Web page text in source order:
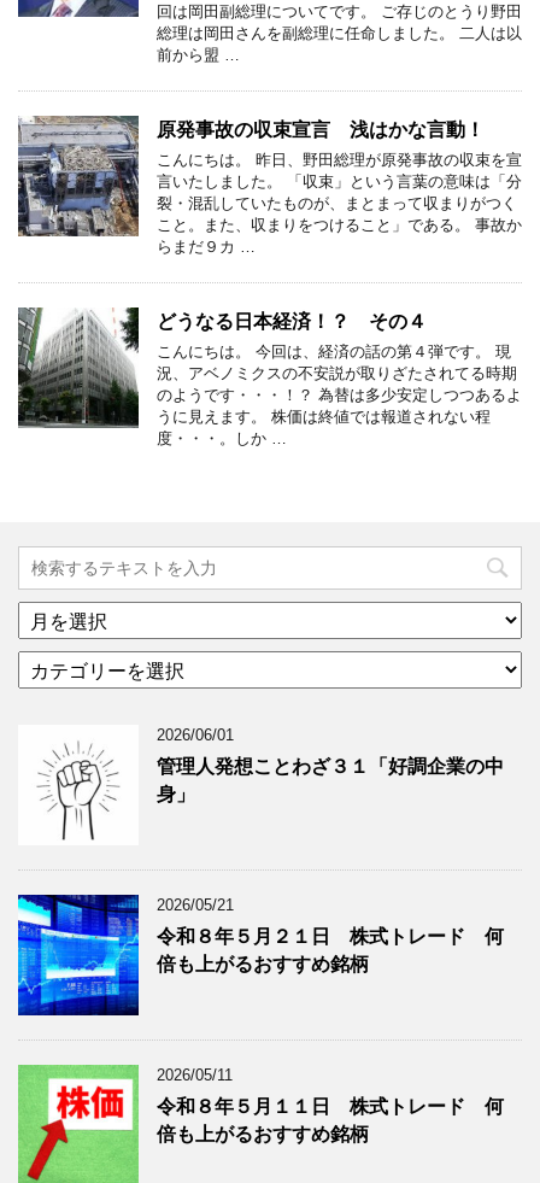
回は岡田副総理についてです。 ご存じのとうり野田
総理は岡田さんを副総理に任命しました。 二人は以
前から盟 …
原発事故の収束宣言 浅はかな言動！
こんにちは。 昨日、野田総理が原発事故の収束を宣
言いたしました。 「収束」という言葉の意味は「分
裂・混乱していたものが、まとまって収まりがつく
こと。また、収まりをつけること」である。 事故か
らまだ９カ …
どうなる日本経済！？ その４
こんにちは。 今回は、経済の話の第４弾です。 現
況、アベノミクスの不安説が取りざたされてる時期
のようです・・・！？ 為替は多少安定しつつあるよ
うに見えます。 株価は終値では報道されない程
度・・・。しか …
ア
ー
イ
グ
記
事
を
表
示
テ
ー
グ
記
事
を
表
示
2026/06/01
管理人発想ことわざ３１「好調企業の中
身」
2026/05/21
令和８年５月２１日 株式トレード 何
倍も上がるおすすめ銘柄
2026/05/11
令和８年５月１１日 株式トレード 何
倍も上がるおすすめ銘柄